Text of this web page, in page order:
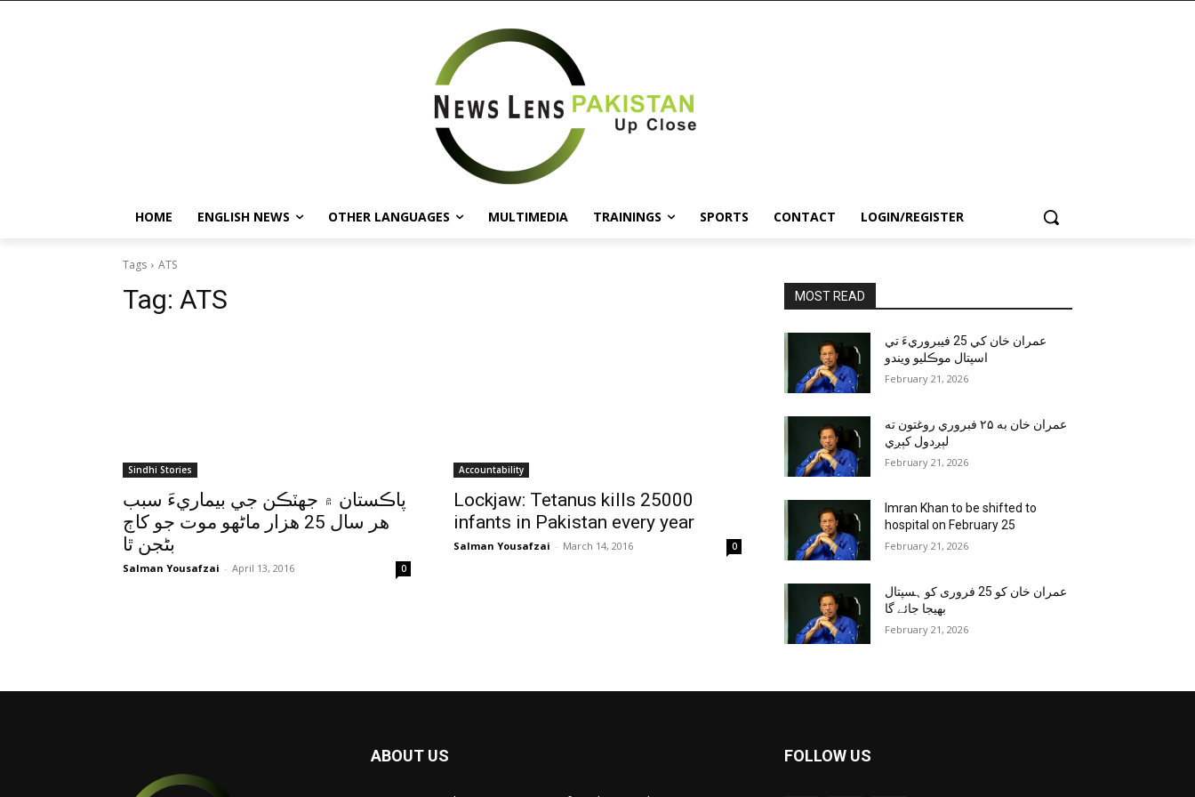
HOME ENGLISH NEWS OTHER LANGUAGES MULTIMEDIA TRAININGS SPORTS CONTACT LOGIN/REGISTER
Tags ATS
Tag: ATS
Sindhi Stories
پاڪستان ۾ جهٽڪن جي بيماريءَ سبب
هر سال 25 هزار ماڻهو موت جو کاڄ
بڻجن ٿا
Salman Yousafzai - April 13, 2016 0
Accountability
Lockjaw: Tetanus kills 25000
infants in Pakistan every year
Salman Yousafzai - March 14, 2016 0
MOST READ
عمران خان کي 25 فيبروريءَ تي
اسپتال موڪليو ويندو
February 21, 2026
عمران خان به ۲۵ فبروري روغتون ته
لېږدول کېږي
February 21, 2026
Imran Khan to be shifted to
hospital on February 25
February 21, 2026
عمران خان کو 25 فروری کو ہسپتال
بھیجا جائے گا
February 21, 2026
ABOUT US FOLLOW US